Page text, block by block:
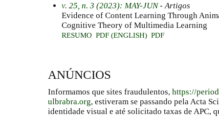
v. 25, n. 3 (2023): MAY-JUN- Artigos
Evidence of Content Learning Through
Cognitive Theory of Multimedia Learning
RESUMO PDF (ENGLISH) PDF
ANÚNCIOS
Informamos que sites fraudulentos, https://
ulbrabra.org, estiveram se passando pela Acta
identidade visual e até solicitado taxas de APC,